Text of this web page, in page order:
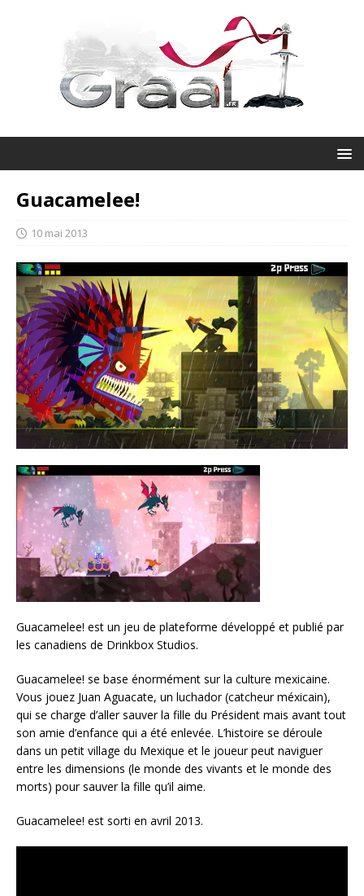
Guacamelee!
10 mai 2013
Guacamelee! est un jeu de plateforme développé et publié par
les canadiens de Drinkbox Studios.
Guacamelee! se base énormément sur la culture mexicaine.
Vous jouez Juan Aguacate, un luchador (catcheur méxicain),
qui se charge d’aller sauver la fille du Président mais avant tout
son amie d’enfance qui a été enlevée. L’histoire se déroule
dans un petit village du Mexique et le joueur peut naviguer
entre les dimensions (le monde des vivants et le monde des
morts) pour sauver la fille qu’il aime.
Guacamelee! est sorti en avril 2013.